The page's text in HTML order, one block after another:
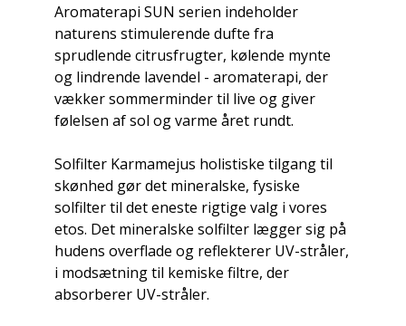
Aromaterapi SUN serien indeholder
naturens stimulerende dufte fra
sprudlende citrusfrugter, kølende mynte
og lindrende lavendel - aromaterapi, der
vækker sommerminder til live og giver
følelsen af sol og varme året rundt.
Solfilter Karmamejus holistiske tilgang til
skønhed gør det mineralske, fysiske
solfilter til det eneste rigtige valg i vores
etos. Det mineralske solfilter lægger sig på
hudens overflade og reflekterer UV-stråler,
i modsætning til kemiske filtre, der
absorberer UV-stråler.